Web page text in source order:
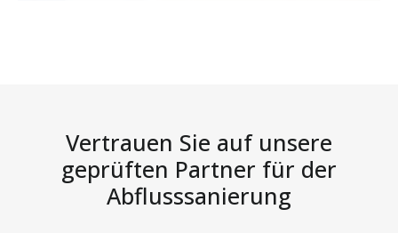
Vertrauen Sie auf unsere
geprüften Partner für der
Abflusssanierung